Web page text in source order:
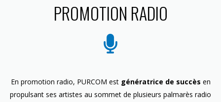
PROMOTION RADIO
En promotion radio, PURCOM est génératrice de succès en
propulsant ses artistes au sommet de plusieurs palmarès radio